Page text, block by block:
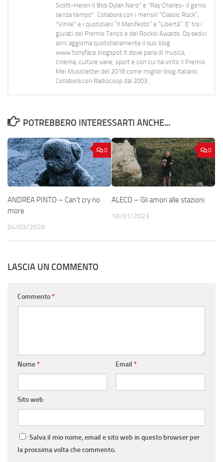
Scott-Heron Il Bob Dylan Nero" e "Ray Charles- Il genio
senza tempo". Collabora con i mensili “Classic Rock”,
"Vinile" e i quotidiani “Il Manifesto” e “Libertà”. E' tra i
giurati del Premio Tenco e del Rockol Awards. Da sedici
anni aggiorna quotidianamente il suo blog
www.tonyface.blogspot.it dove parla di musica,
cinema, culture varie, sport e con cui ha vinto il Premio
Mei Musicletter del 2016 come miglior blog italiano.
Collabora con Radiocoop dal 2003.
POTREBBERO INTERESSARTI ANCHE...
0
ANDREA PINTO – Can’t cry no
more
04/03/2026
0
ALECO – Gli amori alle stazioni
18/01/2023
LASCIA UN COMMENTO
Commento*
Nome* Email *
Sito web
Salva il mio nome, email e sito web in questo browser per
la prossima volta che commento.